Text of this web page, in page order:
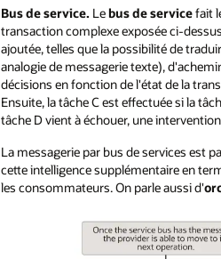
Bus de service. Lebus de servicefait
transaction complexe exposée ci-
ajoutée, telles que la possibilité de
analogie de messagerie texte),
décisions en fonction de l'état de la
Ensuite, la tâche C est effectuée si la
tâche D vient à échouer, une
La messagerie par bus de services est
cette intelligence supplémentaire en
les consommateurs. On parle aussi d'